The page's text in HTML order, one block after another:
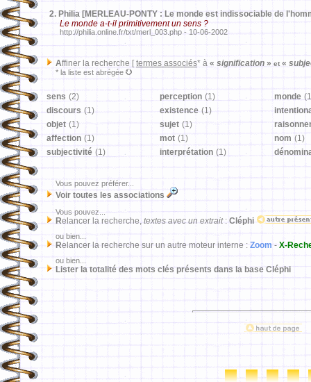
2. Philia [MERLEAU-PONTY : Le monde est indissociable de
Le monde a-t-il primitivement un sens ?
http://philia.online.fr/txt/merl_003.php - 10-06-2002
Affiner la recherche [ termes associés* à « signification » et «
* la liste est abrégée
sens (2) perception (1) monde
discours (1) existence (1)
objet (1) sujet (1)
affection (1) mot (1) nom (1)
subjectivité (1) interprétation (1)
Vous pouvez préférer...
Voir toutes les associations
Vous pouvez...
Relancer la recherche, textes avec un extrait: Cléphi
ou bien...
Relancer la recherche sur un autre moteur interne : Zoom - X-
ou bien...
Lister la totalité des mots clés présents dans la base Cléphi